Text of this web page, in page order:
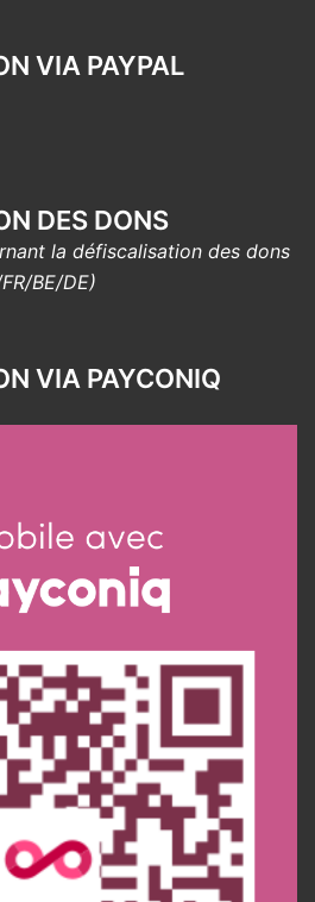
VIA PAYPAL
DES DONS
la défiscalisation des dons
BE/DE)
VIA PAYCONIQ